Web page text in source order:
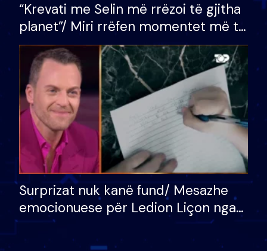
“Krevati me Selin më rrëzoi të gjitha
planet”/ Miri rrëfen momentet më të
bukura në shtëpinë e BB VIP: Do më
mungojë zilja e mëngjesit kur…
Surprizat nuk kanë fund/ Mesazhe
emocionuese për Ledion Liçon nga
nëna dhe fëmijët e tij, moderatori
nuk i mban dot lotët: Nuk meritoj…